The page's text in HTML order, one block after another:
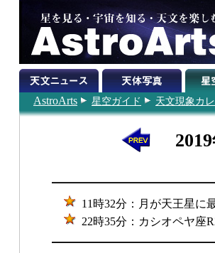
AstroArts 星空ガイド 天文現象カ
11時32分：月が天王星に
22時35分：カシオペヤ座